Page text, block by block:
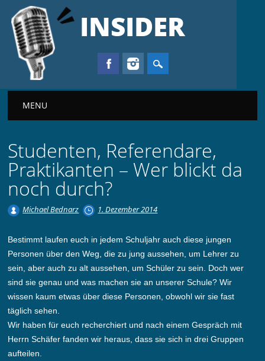
INSIDER
Main menu
MENU
Studenten, Referendare,
Praktikanten – Wer blickt da
noch durch?
Michael Bednarz 1. Dezember 2014
Bestimmt laufen euch in jedem Schuljahr auch diese jungen
Personen über den Weg, die zu jung aussehen, um Lehrer zu
sein, aber auch zu alt aussehen, um Schüler zu sein. Doch wer
sind sie genau und was machen sie an unserer Schule? Wir
wissen kaum etwas über diese Personen, obwohl wir sie fast
täglich sehen.
Wir haben für euch recherchiert und nach einem Gespräch mit
Herrn Schäfer fanden wir heraus, dass sie sich in drei Gruppen
aufteilen.